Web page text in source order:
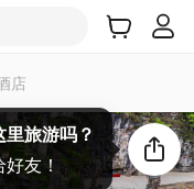
店
里旅游吗？
友！